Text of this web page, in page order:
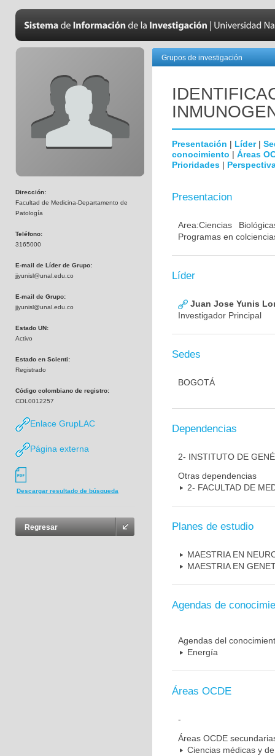
Dirección:
Facultad de Medicina-Departamento de
Patología
Teléfono:
3165000
E-mail de Líder de Grupo:
jjyunisl@unal.edu.co
E-mail de Grupo:
jjyunisl@unal.edu.co
Estado UN:
Activo
Estado en Scienti:
Registrado
Código colombiano de registro:
COL0012257
Enlace GrupLAC
Página externa
Descargar resultado de búsqueda
Regresar
Grupos de investigación
Presentación | Líder|
conocimiento | Áreas
Prioridades |
Presentacion
Area:Ciencias
Programas en
Líder
Juan Jose Yunis
Investigador Principal
Sedes
BOGOTÁ
Dependencias
2- INSTITUTO DE
Otras dependencias
2- FACULTAD DE
Planes de estudio
MAESTRIA EN
MAESTRIA EN
Agendas de
Agendas del
Energía
Áreas OCDE
-
Áreas OCDE
Ciencias médicas y